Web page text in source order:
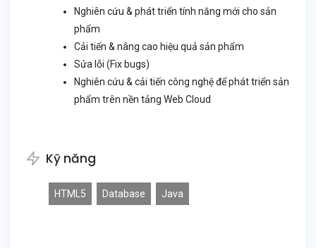
Nghiên cứu & phát triển tính năng mới cho sản
phẩm
Cải tiến & nâng cao hiệu quả sản phẩm
Sửa lỗi (Fix bugs)
Nghiên cứu & cải tiến công nghệ để phát triển sản
phẩm trên nền tảng Web Cloud
Kỹ năng
HTML5 Database Java